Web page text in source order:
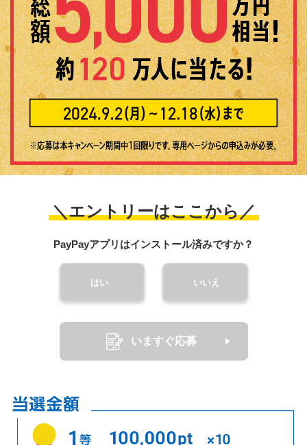
＼エントリーはここから／
PayPayアプリはインストール済みですか？
はい いいえ
いますぐ応募